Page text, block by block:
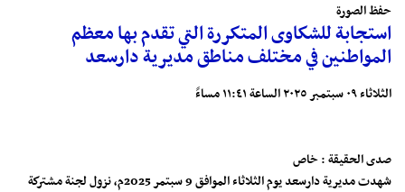
حفظ الصورة
استجابة للشكاوى المتكررة التي تقدم بها معظم
المواطنين في مختلف مناطق مديرية دارسعد
الثلاثاء ٠٩ سبتمبر ٢٠٢٥ الساعة ١١:٤١ مساءً
صدى الحقيقة : خاص
شهدت مديرية دارسعد يوم الثلاثاء الموافق 9 سبتمر 2025م، نزول لجنة مشتركة